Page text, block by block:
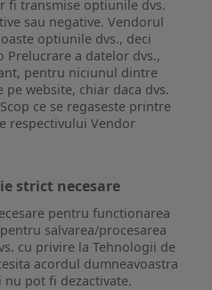
fi transmise optiunile dvs.
sau negative. Vendorul
optiunile dvs., deci
Prelucrare a datelor dvs.,
pentru niciunul dintre
website, chiar daca dvs.
ce se regaseste printre
respectivului Vendor
strict necesare
pentru functionarea
salvarea/procesarea
cu privire la Tehnologii de
acordul dumneavoastra
nu pot fi dezactivate.